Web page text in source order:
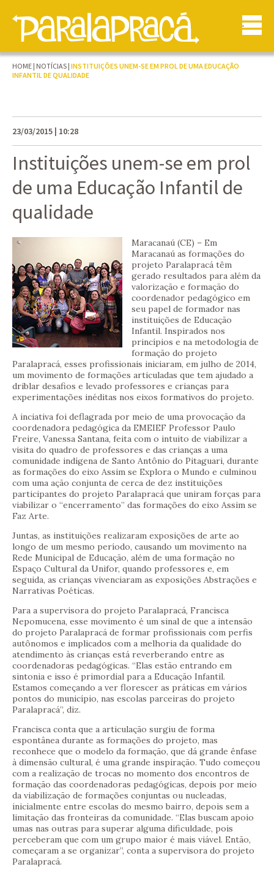
HOME | NOTÍCIAS | INSTITUIÇÕES UNEM-SE EM PROL DE UMA EDUCAÇÃO
INFANTIL DE QUALIDADE
23/03/2015 | 10:28
Instituições unem-se em prol
de uma Educação Infantil de
qualidade
Maracanaú (CE) – Em
Maracanaú as formações do
projeto Paralapracá têm
gerado resultados para além da
valorização e formação do
coordenador pedagógico em
seu papel de formador nas
instituições de Educação
Infantil. Inspirados nos
princípios e na metodologia de
formação do projeto
Paralapracá, esses profissionais iniciaram, em julho de 2014,
um movimento de formações articuladas que tem ajudado a
driblar desafios e levado professores e crianças para
experimentações inéditas nos eixos formativos do projeto.
A inciativa foi deflagrada por meio de uma provocação da
coordenadora pedagógica da EMEIEF Professor Paulo
Freire, Vanessa Santana, feita com o intuito de viabilizar a
visita do quadro de professores e das crianças a uma
comunidade indígena de Santo Antônio do Pitaguari, durante
as formações do eixo Assim se Explora o Mundo e culminou
com uma ação conjunta de cerca de dez instituições
participantes do projeto Paralapracá que uniram forças para
viabilizar o “encerramento” das formações do eixo Assim se
Faz Arte.
Juntas, as instituições realizaram exposições de arte ao
longo de um mesmo período, causando um movimento na
Rede Municipal de Educação, além de uma formação no
Espaço Cultural da Unifor, quando professores e, em
seguida, as crianças vivenciaram as exposições Abstrações e
Narrativas Poéticas.
Para a supervisora do projeto Paralapracá, Francisca
Nepomucena, esse movimento é um sinal de que a intensão
do projeto Paralapracá de formar profissionais com perfis
autônomos e implicados com a melhoria da qualidade do
atendimento às crianças está reverberando entre as
coordenadoras pedagógicas. “Elas estão entrando em
sintonia e isso é primordial para a Educação Infantil.
Estamos começando a ver florescer as práticas em vários
pontos do município, nas escolas parceiras do projeto
Paralapracá”, diz.
Francisca conta que a articulação surgiu de forma
espontânea durante as formações do projeto, mas
reconhece que o modelo da formação, que dá grande ênfase
à dimensão cultural, é uma grande inspiração. Tudo começou
com a realização de trocas no momento dos encontros de
formação das coordenadoras pedagógicas, depois por meio
da viabilização de formações conjuntas ou nucleadas,
inicialmente entre escolas do mesmo bairro, depois sem a
limitação das fronteiras da comunidade. “Elas buscam apoio
umas nas outras para superar alguma dificuldade, pois
perceberam que com um grupo maior é mais viável. Então,
começaram a se organizar”, conta a supervisora do projeto
Paralapracá.